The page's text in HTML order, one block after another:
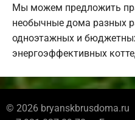
Мы можем предложить
необычные дома разных
одноэтажных и
энергоэффективных
© 2026 bryanskbrusdoma.ru